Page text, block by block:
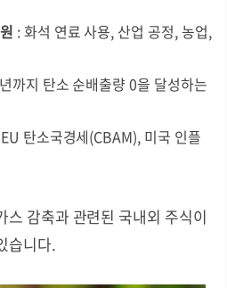
: 화석 연료 사용, 산업 공정, 농업,
까지 탄소 순배출량 0을 달성하는
탄소국경세(CBAM), 미국 인플
스 감축과 관련된 국내외 주식이
습니다.